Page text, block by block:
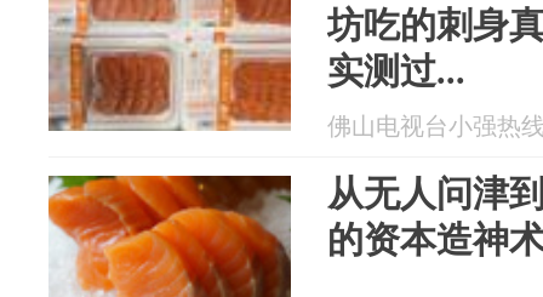
坊吃的刺身
实测过...
佛山电视台小强热
从无人问津
的资本造神